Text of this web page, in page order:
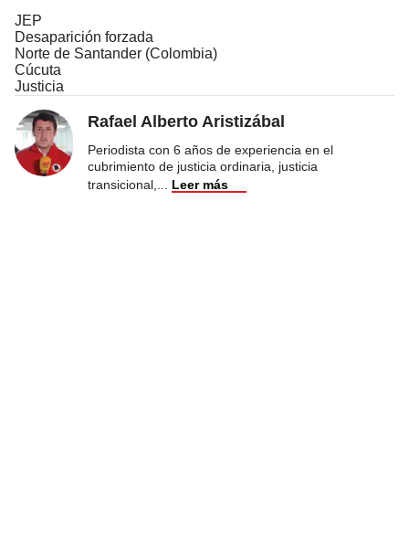
JEP
Desaparición forzada
Norte de Santander (Colombia)
Cúcuta
Justicia
Rafael Alberto Aristizábal
Periodista con 6 años de experiencia en el
cubrimiento de justicia ordinaria, justicia
transicional,
Leer más